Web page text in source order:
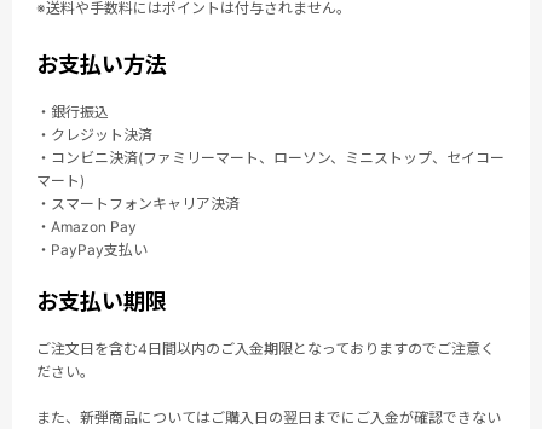
※送料や手数料にはポイントは付与されません。
お支払い方法
・銀行振込
・クレジット決済
・コンビニ決済(ファミリーマート、ローソン、ミニストップ、セイコー
マート)
・スマートフォンキャリア決済
・Amazon Pay
・PayPay支払い
お支払い期限
ご注文日を含む4日間以内のご入金期限となっておりますのでご注意く
ださい。
また、新弾商品についてはご購入日の翌日までにご入金が確認できない